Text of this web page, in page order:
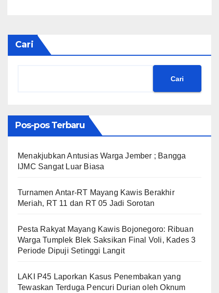
Cari
Cari
Pos-pos Terbaru
Menakjubkan Antusias Warga Jember ; Bangga
IJMC Sangat Luar Biasa
Turnamen Antar-RT Mayang Kawis Berakhir
Meriah, RT 11 dan RT 05 Jadi Sorotan
​Pesta Rakyat Mayang Kawis Bojonegoro: Ribuan
Warga Tumplek Blek Saksikan Final Voli, Kades 3
Periode Dipuji Setinggi Langit
LAKI P45 Laporkan Kasus Penembakan yang
Tewaskan Terduga Pencuri Durian oleh Oknum